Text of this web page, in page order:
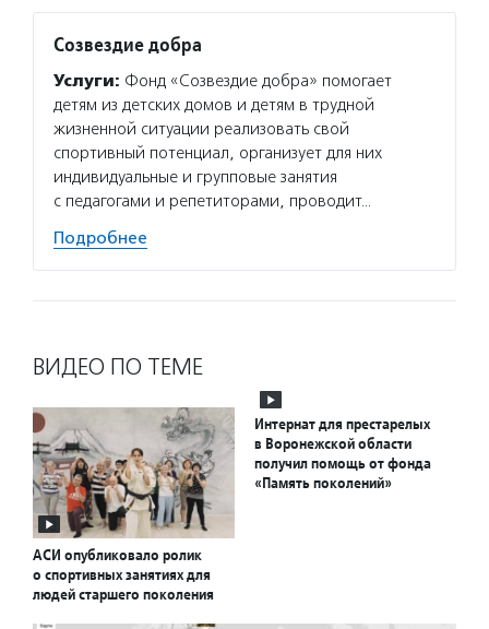
Созвездие добра
Услуги: Фонд «Созвездие добра» помогает
детям из детских домов и детям в трудной
жизненной ситуации реализовать свой
спортивный потенциал, организует для них
индивидуальные и групповые занятия
с педагогами и репетиторами, проводит…
Подробнее
ВИДЕО ПО ТЕМЕ
АСИ опубликовало ролик
о спортивных занятиях для
людей старшего поколения
Интернат для престарелых
в Воронежской области
получил помощь от фонда
«Память поколений»